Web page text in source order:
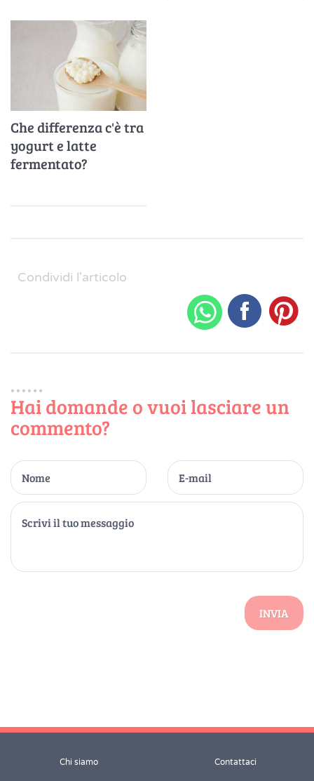
Che differenza c'è tra
yogurt e latte
fermentato?
Condividi l'articolo
Hai domande o vuoi lasciare un
commento?
INVIA
Chi siamo Contattaci